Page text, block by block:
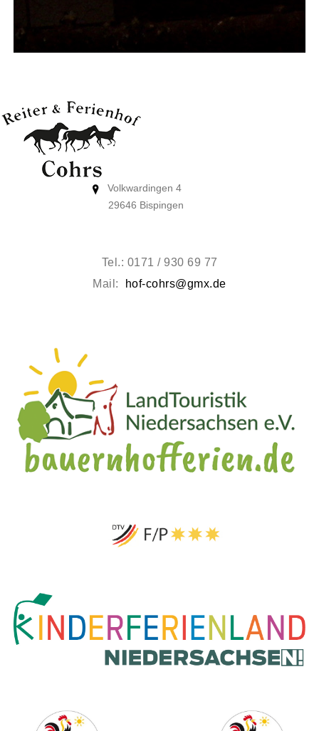
Volkwardingen 4
29646 Bispingen
Tel.: 0171 / 930 69 77
Mail:
hof-cohrs@gmx.de